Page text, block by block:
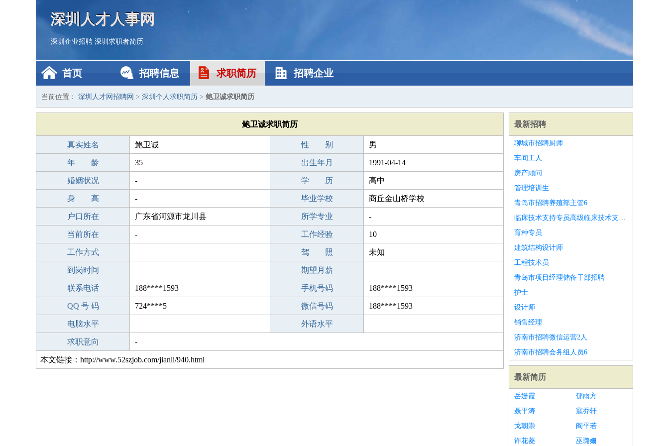
深圳人才人事网
深圳企业招聘 深圳求职者简历
首页 招聘信息 求职简历 招聘企业
当前位置： 深圳人才网招聘网 > 深圳个人求职简历 > 鲍卫诚求职简历
鲍卫诚求职简历
真实姓名 鲍卫诚 性 别 男
年 龄 35 出生年月 1991-04-14
婚姻状况 - 学 历 高中
身 高 - 毕业学校 商丘金山桥学校
户口所在 广东省河源市龙川县 所学专业 -
当前所在 - 工作经验 10
工作方式 驾 照 未知
到岗时间 期望月薪
联系电话 188****1593 手机号码 188****1593
QQ 号 码 724****5 微信号码 188****1593
电脑水平 外语水平
求职意向 -
本文链接：http://www.52szjob.com/jianli/940.html
最新招聘
聊城市招聘厨师
车间工人
房产顾问
管理培训生
青岛市招聘养殖部主管6
临床技术支持专员高级临床技术支持专员
育种专员
建筑结构设计师
工程技术员
青岛市项目经理储备干部招聘
护士
设计师
销售经理
济南市招聘微信运营2人
济南市招聘会务组人员6
最新简历
岳姗霞
郁雨方
聂平涛
寇乔轩
戈朝崇
阎平若
许花菱
巫璐姗